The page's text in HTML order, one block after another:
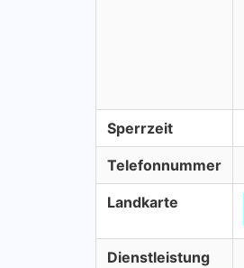
Sperrzeit
Telefonnummer
Landkarte
Dienstleistung